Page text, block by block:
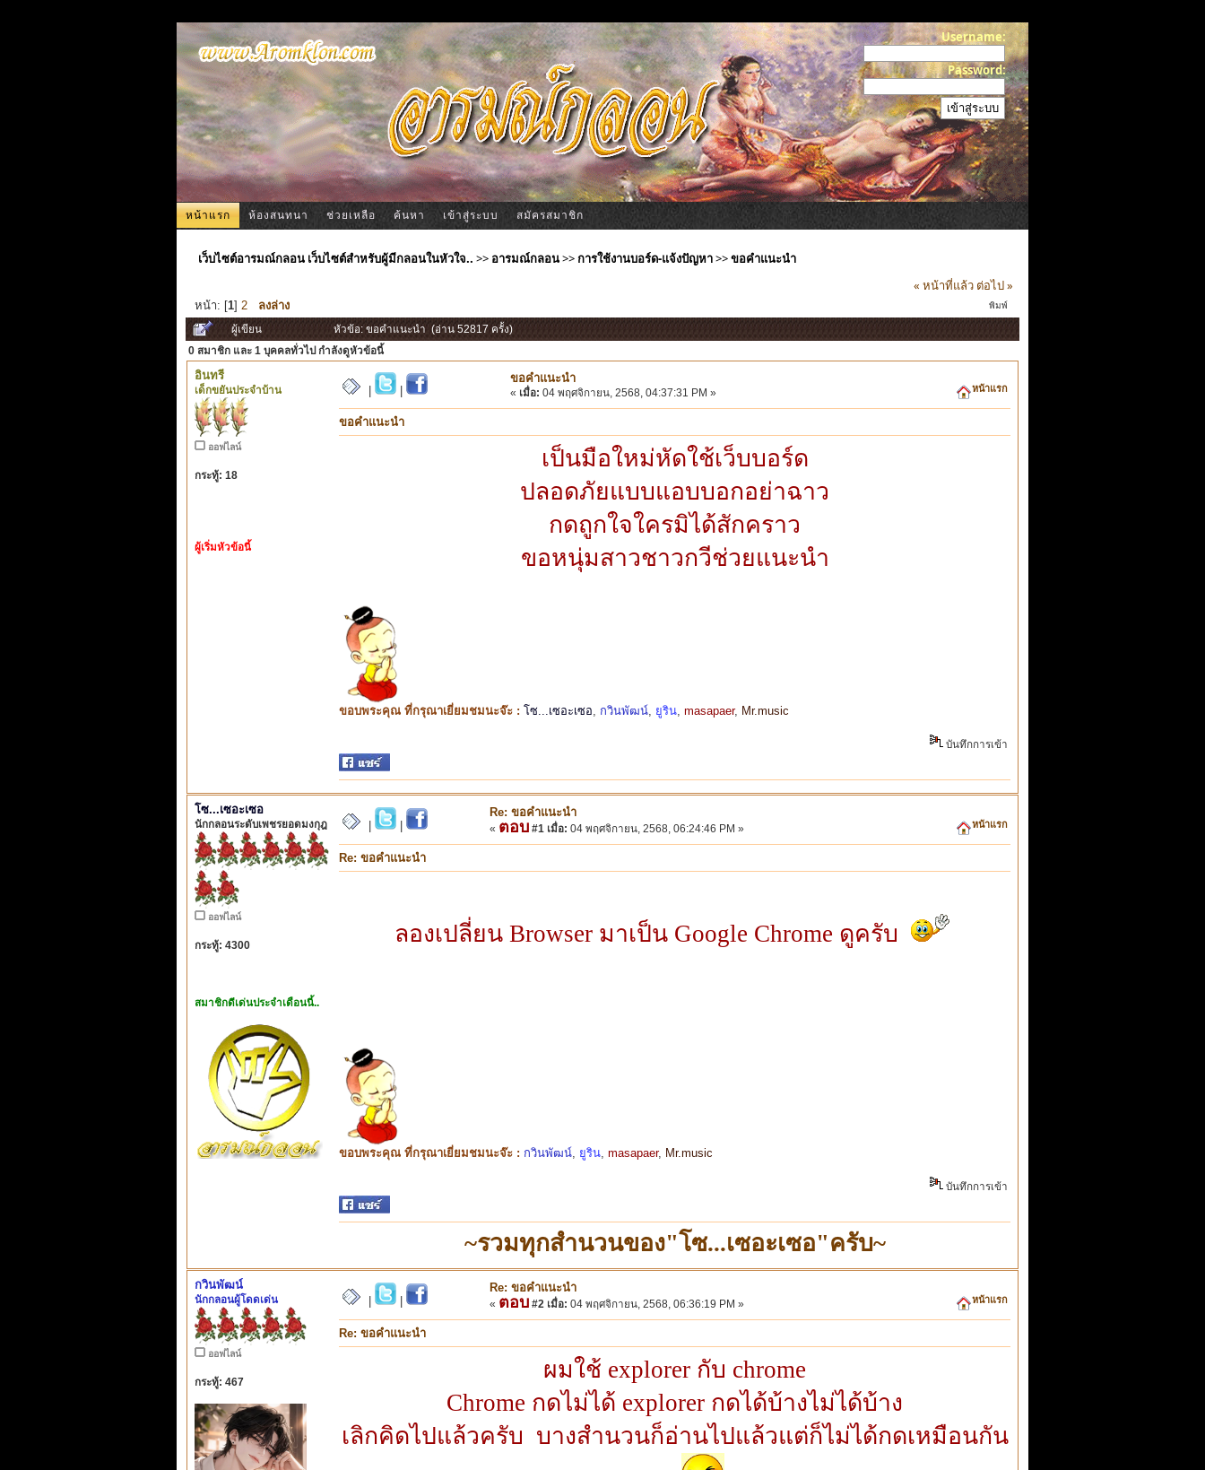
Username:
Password:
หน้าแรก ห้องสนทนา ช่วยเหลือ ค้นหา เข้าสู่ระบบ สมัครสมาชิก
เว็บไซต์อารมณ์กลอน เว็บไซต์สำหรับผู้มีกลอนในหัวใจ.. >> อารมณ์กลอน>>การใช้งานบอร์ด-แจ้งปัญหา>>ขอคำแนะนำ
หน้า: [1] 2 ลงล่าง
« หน้าที่แล้ว ต่อไป »
พิมพ์
ผู้เขียน
หัวข้อ: ขอคำแนะนำ (อ่าน 52817 ครั้ง)
0 สมาชิก และ 1 บุคคลทั่วไป กำลังดูหัวข้อนี้
อินทรี
เด็กขยันประจำบ้าน
ออฟไลน์
กระทู้: 18
ผู้เริ่มหัวข้อนี้
ขอคำแนะนำ
« เมื่อ: 04 พฤศจิกายน, 2568, 04:37:31 PM » หน้าแรก
ขอคำแนะนำ
เป็นมือใหม่หัดใช้เว็บบอร์ด
ปลอดภัยแบบแอบบอกอย่าฉาว
กดถูกใจใครมิได้สักคราว
ขอหนุ่มสาวชาวกวีช่วยแนะนำ
ขอบพระคุณ ที่กรุณาเยี่ยมชมนะจ๊ะ : โซ...เซอะเซอ กวินพัฒน์ ยูริน masapaer, Mr.music
บันทึกการเข้า
โซ...เซอะเซอ
นักกลอนระดับเพชรยอดมงกุฎ
ออฟไลน์
กระทู้: 4300
สมาชิกดีเด่นประจำเดือนนี้..
Re: ขอคำแนะนำ
« ตอบ #1 เมื่อ: 04 พฤศจิกายน, 2568, 06:24:46 PM » หน้าแรก
Re: ขอคำแนะนำ
ลองเปลี่ยน Browser มาเป็น Google Chrome ดูครับ
ขอบพระคุณ ที่กรุณาเยี่ยมชมนะจ๊ะ : กวินพัฒน์ ยูริน masapaer, Mr.music
บันทึกการเข้า
~รวมทุกสำนวนของ"โซ...เซอะเซอ"ครับ~
กวินพัฒน์
นักกลอนผู้โดดเด่น
ออฟไลน์
กระทู้: 467
Re: ขอคำแนะนำ
« ตอบ #2 เมื่อ: 04 พฤศจิกายน, 2568, 06:36:19 PM » หน้าแรก
Re: ขอคำแนะนำ
ผมใช้ explorer กับ chrome
Chrome กดไม่ได้ explorer กดได้บ้างไม่ได้บ้าง
เลิกคิดไปแล้วครับ บางสำนวนก็อ่านไปแล้วแต่ก็ไม่ได้กดเหมือนกัน